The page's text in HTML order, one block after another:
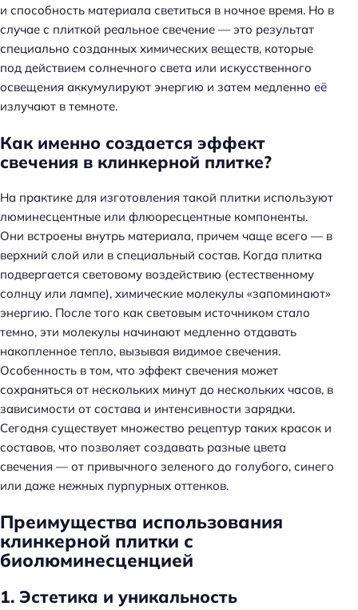
и способность материала светиться в ночное время. Но в
случае с плиткой реальное свечение — это результат
специально созданных химических веществ, которые
под действием солнечного света или искусственного
освещения аккумулируют энергию и затем медленно её
излучают в темноте.
Как именно создается эффект
свечения в клинкерной плитке?
На практике для изготовления такой плитки используют
люминесцентные или флюоресцентные компоненты.
Они встроены внутрь материала, причем чаще всего — в
верхний слой или в специальный состав. Когда плитка
подвергается световому воздействию (естественному
солнцу или лампе), химические молекулы «запоминают»
энергию. После того как световым источником стало
темно, эти молекулы начинают медленно отдавать
накопленное тепло, вызывая видимое свечения.
Особенность в том, что эффект свечения может
сохраняться от нескольких минут до нескольких часов, в
зависимости от состава и интенсивности зарядки.
Сегодня существует множество рецептур таких красок и
составов, что позволяет создавать разные цвета
свечения — от привычного зеленого до голубого, синего
или даже нежных пурпурных оттенков.
Преимущества использования
клинкерной плитки с
биолюминесценцией
1. Эстетика и уникальность